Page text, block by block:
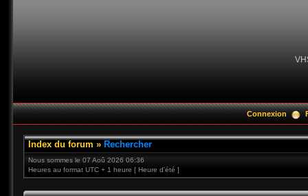
Connexion
Index du forum » Rechercher
Nous sommes le 07 Aoû 2026 06:36
Heures au format UTC + 1 heure [ Heure d’été ]